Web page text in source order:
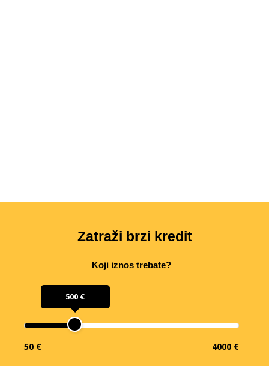
Zatraži brzi kredit
Koji iznos trebate?
500 €
50 € 4000 €